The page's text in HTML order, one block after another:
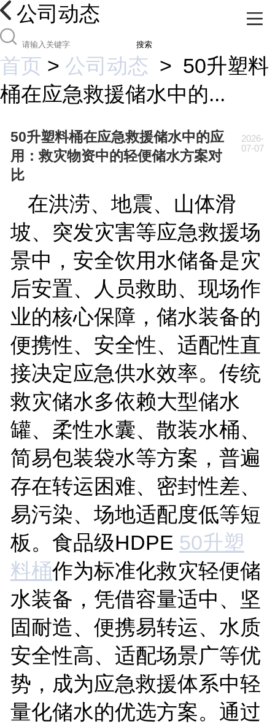
公司动态
搜索
首页 > 公司动态 > 50升塑料
桶在应急救援储水中的...
50升塑料桶在应急救援储水中的应
用：救灾物资中的轻便储水方案对
比
2026-
07-07
在洪涝、地震、山体滑
坡、突发灾害等应急救援场
景中，安全饮用水储备是灾
后安置、人员救助、现场作
业的核心保障，储水装备的
便携性、安全性、适配性直
接决定应急供水效率。传统
救灾储水多依赖大型储水
罐、柔性水囊、散装水桶、
简易包装袋水等方案，普遍
存在转运困难、密封性差、
易污染、场地适配度低等短
板。食品级HDPE 50升塑
料桶作为标准化救灾轻便储
水装备，凭借容量适中、坚
固耐造、便携易转运、水质
安全性高、适配场景广等优
势，成为应急救援体系中轻
量化储水的优选方案。通过